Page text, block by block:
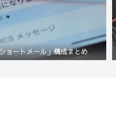
ョートメール」構成まとめ